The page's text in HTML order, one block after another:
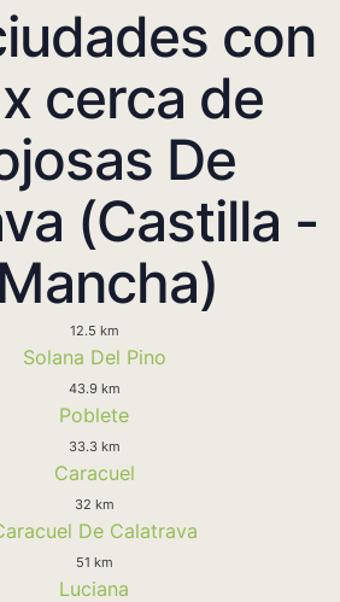
con
cerca de
De
(Castilla -
12.5 km
Solana Del Pino
43.9 km
Poblete
33.3 km
Caracuel
32 km
De Calatrava
51 km
Luciana